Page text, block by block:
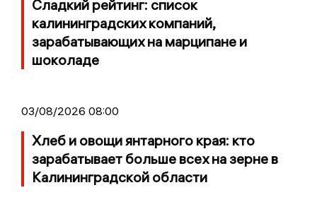
Сладкий рейтинг: список
калининградских компаний,
зарабатывающих на марципане и
шоколаде
03/08/2026 08:00
Хлеб и овощи янтарного края: кто
зарабатывает больше всех на зерне в
Калининградской области